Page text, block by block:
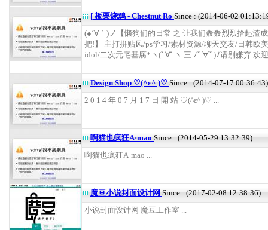
[ 板栗烧鸡 - Chestnut Ro Since : (2014-06-02
(●´∀｀)ノ【懒狗们的日常 之 让我们轰轰烈烈拾起渣
把!】 主打拼贴风/ps学习/素材资源/聊天交友/日韩欧
idol/二次元宅基腐*ヽ(ﾟ∀ﾟヽ 三 ﾉﾟ∀ﾟ)ﾉ请别嫌弃 欢
...
Design Shop ♡(^ε^ )♡ Since : (2014-07-17 00:36:43)
2 0 1 4 年 0 7 月 1 7 日 開 站 ♡(^ε^ )♡ ...
啊猫也疯狂A·mao Since : (2014-05-29 13:32:39)
啊猫也疯狂A·mao ...
魔豆小说封面设计网 Since : (2017-02-08 12:38:36)
小说封面设计网 魔豆工作室 ...